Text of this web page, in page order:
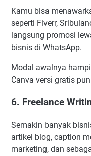
Kamu bisa
seperti Fiverr,
langsung promosi
bisnis di WhatsApp.
Modal awalnya
Canva versi gratis
6. Freelance
Semakin banyak
artikel blog, caption
marketing, dan